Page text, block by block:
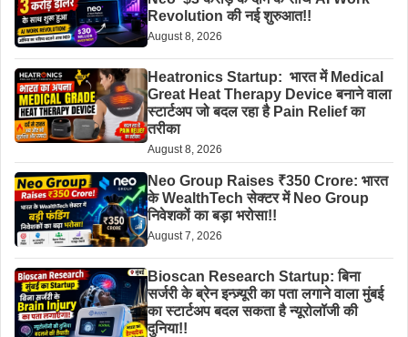
Revolution की नई शुरुआत!!
August 8, 2026
Heatronics Startup: भारत में Medical
Great Heat Therapy Device बनाने वाला
स्टार्टअप जो बदल रहा है Pain Relief का
तरीका
August 8, 2026
Neo Group Raises ₹350 Crore: भारत
के WealthTech सेक्टर में Neo Group
निवेशकों का बड़ा भरोसा!!
August 7, 2026
Bioscan Research Startup: बिना
सर्जरी के ब्रेन इन्ज़्यूरी का पता लगाने वाला मुंबई
का स्टार्टअप बदल सकता है न्यूरोलॉजी की
दुनिया!!